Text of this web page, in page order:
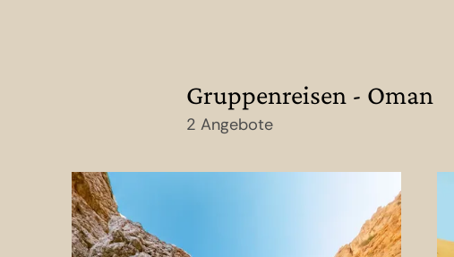
Gruppenreisen - Oman
2 Angebote